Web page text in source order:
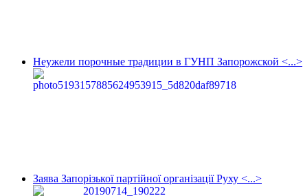
Неужели порочные традиции в ГУНП Запорожской <...>
Заява Запорізької партійної організації Руху <...>